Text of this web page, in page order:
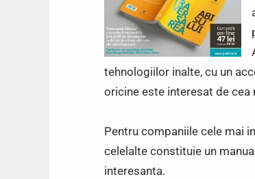
tehnologiilor inalte, cu un
oricine este interesat de
Pentru companiile cele mai
celelalte constituie un
interesanta.